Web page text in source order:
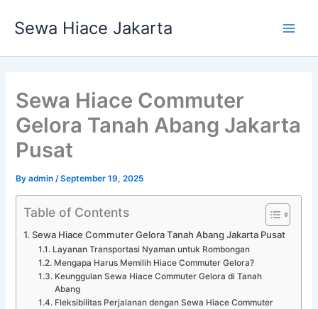
Sewa Hiace Jakarta
Sewa Hiace Commuter
Gelora Tanah Abang Jakarta
Pusat
Byadmin /September 19, 2025
Table of Contents
Sewa Hiace Commuter Gelora Tanah Abang Jakarta Pusat
Layanan Transportasi Nyaman untuk Rombongan
Mengapa Harus Memilih Hiace Commuter Gelora?
Keunggulan Sewa Hiace Commuter Gelora di Tanah
Abang
Fleksibilitas Perjalanan dengan Sewa Hiace Commuter